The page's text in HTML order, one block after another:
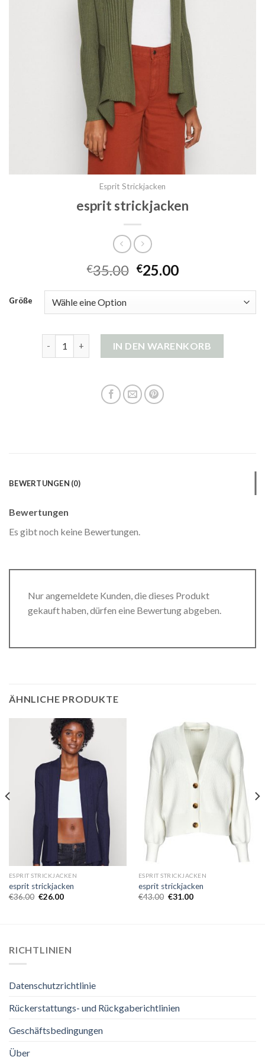
Esprit Strickjacken
esprit strickjacken
€35.00 €25.00
Größe
IN DEN WARENKORB
BEWERTUNGEN (0)
Bewertungen
Es gibt noch keine Bewertungen.
Nur angemeldete Kunden, die dieses Produkt
gekauft haben, dürfen eine Bewertung abgeben.
ÄHNLICHE PRODUKTE
ESPRIT STRICKJACKEN
esprit strickjacken
€36.00 €26.00
ESPRIT STRICKJACKEN
esprit strickjacken
€43.00 €31.00
RICHTLINIEN
Datenschutzrichtlinie
Rückerstattungs- und Rückgaberichtlinien
Geschäftsbedingungen
Über